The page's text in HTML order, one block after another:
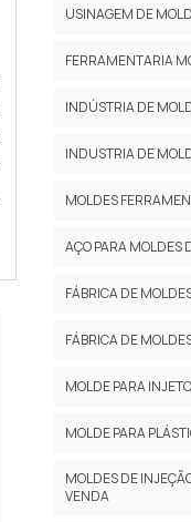
USINAGEM DE
FERRAMENTARIA
INDÚSTRIA DE
INDUSTRIA DE
MOLDES
AÇO PARA MOLDES
FÁBRICA DE
FÁBRICA DE
MOLDE PARA
MOLDE PARA
MOLDES DE
VENDA